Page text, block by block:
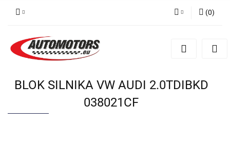
Zarejestruj się
(0)
BLOK SILNIKA VW AUDI 2.0TDIBKD
038021CF